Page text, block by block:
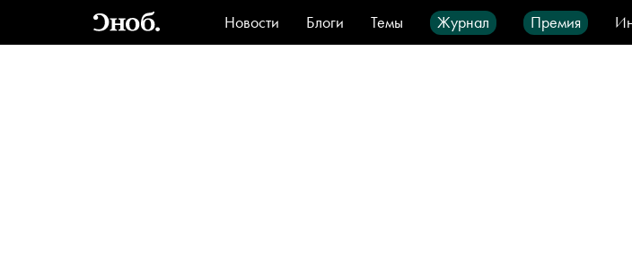
Новости Блоги Темы Журнал Премия
Стиль
Видео Город IT-продукты